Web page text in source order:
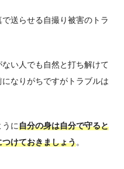
送らせる自撮り被害のトラ
い人でも自然と打ち解けて
なりがちですがトラブルは
に自分の身は自分で守ると
けておきましょう。